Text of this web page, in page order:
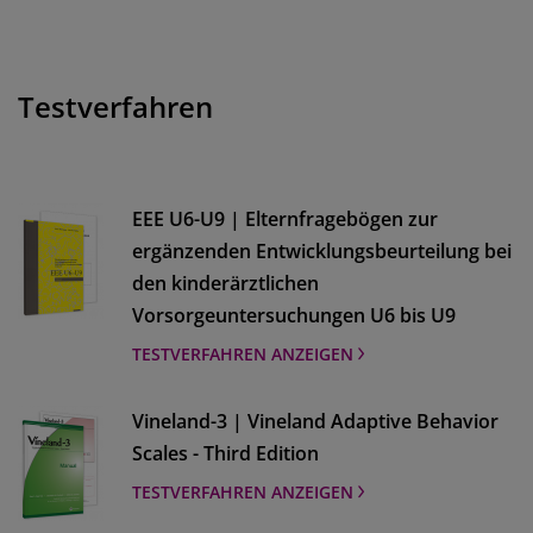
Testverfahren
EEE U6-U9 | Elternfragebögen zur
ergänzenden Entwicklungsbeurteilung bei
den kinderärztlichen
Vorsorgeuntersuchungen U6 bis U9
TESTVERFAHREN ANZEIGEN
Vineland-3 | Vineland Adaptive Behavior
Scales - Third Edition
TESTVERFAHREN ANZEIGEN